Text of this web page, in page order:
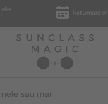
Returnare în 14